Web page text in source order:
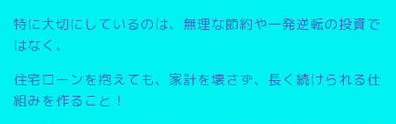
特に大切にしているのは、無理な節約や一発逆転の投資で
はなく、
住宅ローンを抱えても、家計を壊さず、長く続けられる仕
組みを作ること ！